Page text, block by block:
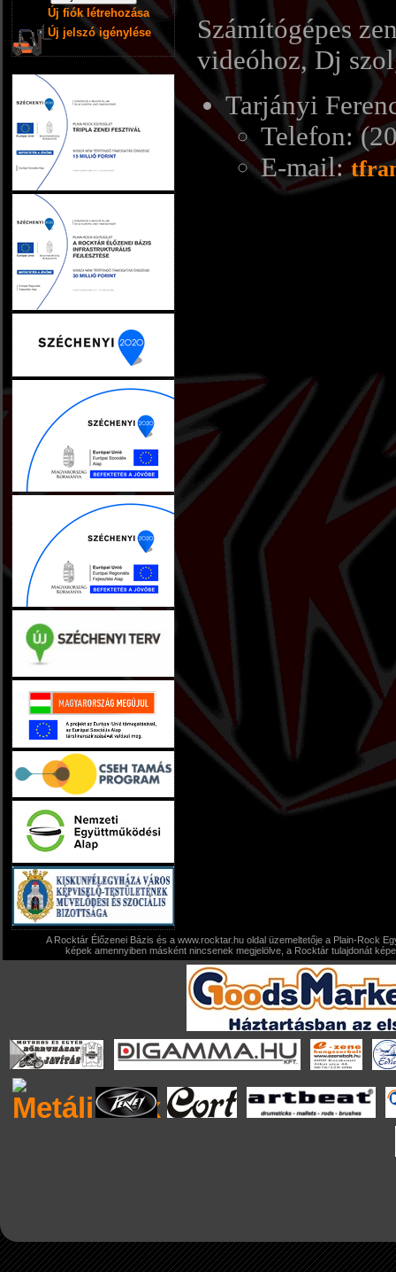
Számítógépes
videóhoz, Dj
Tarjányi
Telefon:
E-mail:
Új fiók létrehozása
Új jelszó igénylése
A Rocktár Élőzenei Bázis és a www.rocktar.hu oldal üzemeltetője a Plain-Rock
képek amennyiben másként nincsenek megjelölve, a Rocktár tulajdonát